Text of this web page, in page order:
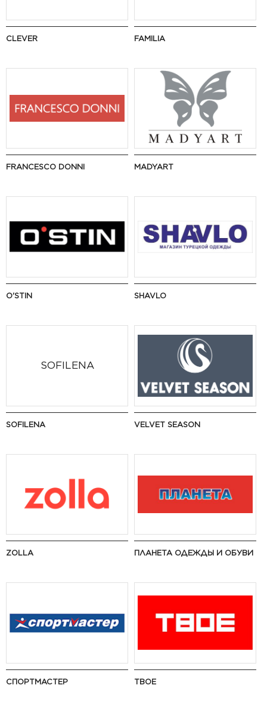
CLEVER FAMILIA
FRANCESCO DONNI MADYART
O'STIN SHAVLO
SOFILENA
SOFILENA VELVET SEASON
ZOLLA ПЛАНЕТА ОДЕЖДЫ И ОБУВИ
СПОРТМАСТЕР ТВОЕ